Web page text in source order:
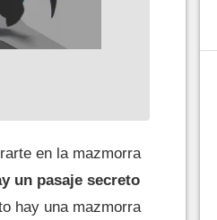
en la mazmorra
un pasaje secreto
hay una mazmorra